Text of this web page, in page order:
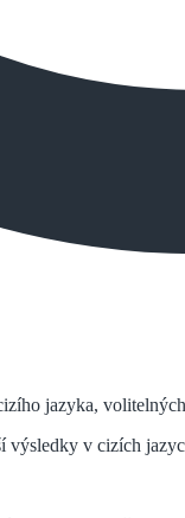
jazyka,
v cizích